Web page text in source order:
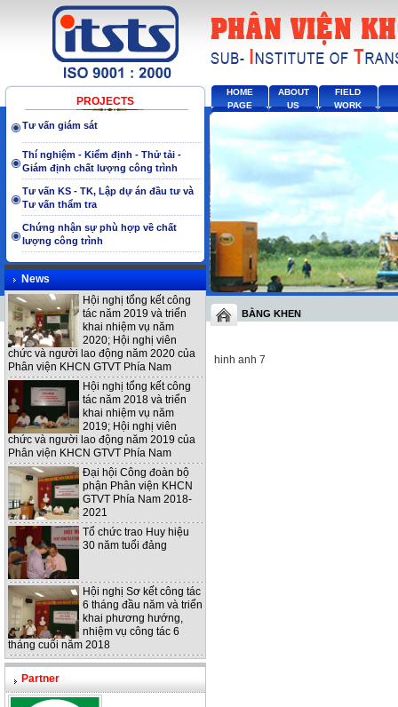
PROJECTS
Tư vấn giám sát
Thí nghiệm - Kiểm định - Thử tải -
Giám định chất lượng công trình
Tư vấn KS - TK, Lập dự án đầu tư và
Tư vấn thẩm tra
Chứng nhận sự phù hợp về chất
lượng công trình
News
Hội nghị tổng kết công
tác năm 2019 và triển
khai nhiệm vụ năm
2020; Hội nghị viên
chức và người lao động năm 2020 của
Phân viện KHCN GTVT Phía Nam
Hội nghị tổng kết công
tác năm 2018 và triển
khai nhiệm vụ năm
2019; Hội nghị viên
chức và người lao động năm 2019 của
Phân viện KHCN GTVT Phía Nam
Đại hội Công đoàn bộ
phận Phân viện KHCN
GTVT Phía Nam 2018-
2021
Tổ chức trao Huy hiệu
30 năm tuổi đảng
Hội nghị Sơ kết công tác
6 tháng đầu năm và triển
khai phương hướng,
nhiệm vụ công tác 6
tháng cuối năm 2018
Partner
HOME
PAGE
ABOUT
US
FIELD
WORK
BẰNG KHEN
hinh anh 7